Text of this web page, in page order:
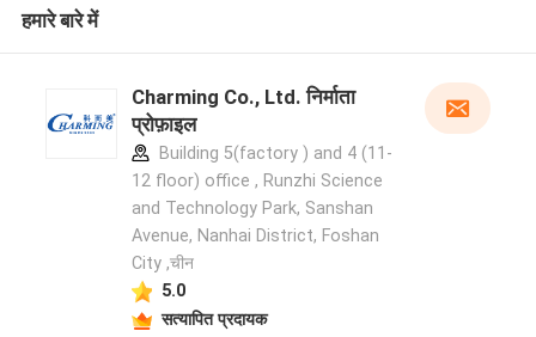
हमारे बारे में
Charming Co., Ltd. निर्माता
प्रोफ़ाइल
Building 5(factory ) and 4 (11-
12 floor) office , Runzhi Science
and Technology Park, Sanshan
Avenue, Nanhai District, Foshan
City ,चीन
5.0
सत्यापित प्रदायक